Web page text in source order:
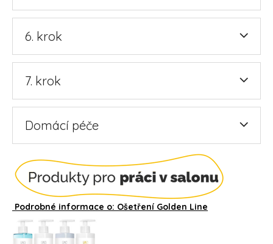
6. krok
7. krok
Domácí péče
Podrobné informace o: Ošetření Golden Line